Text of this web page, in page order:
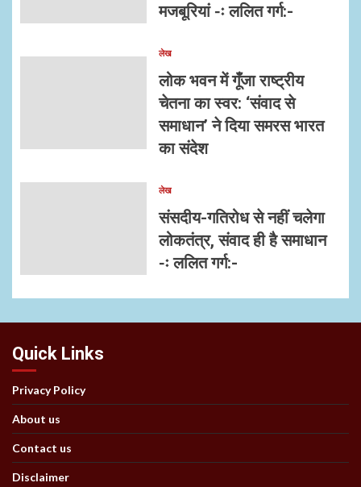
मजबूरियां -ः ललित गर्ग:-
लेख
लोक भवन में गूँजा राष्ट्रीय
चेतना का स्वर: ‘संवाद से
समाधान’ ने दिया समरस भारत
का संदेश
लेख
संसदीय-गतिरोध से नहीं चलेगा
लोकतंत्र, संवाद ही है समाधान
-ः ललित गर्ग:-
Quick Links
Privacy Policy
About us
Contact us
Disclaimer